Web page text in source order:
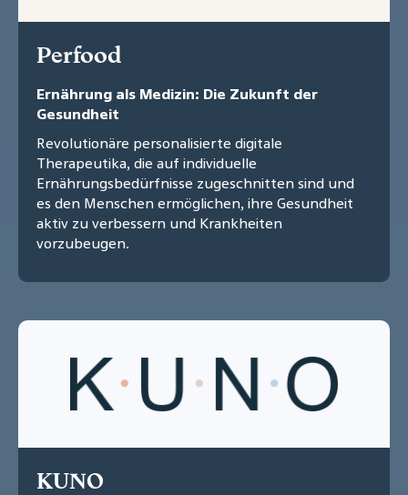
Perfood
Ernährung als Medizin: Die Zukunft der
Gesundheit
Revolutionäre personalisierte digitale
Therapeutika, die auf individuelle
Ernährungsbedürfnisse zugeschnitten sind und
es den Menschen ermöglichen, ihre Gesundheit
aktiv zu verbessern und Krankheiten
vorzubeugen.
KUNO